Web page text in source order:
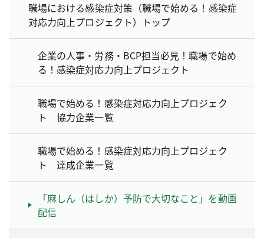
職場における感染症対策（職場で始める！感染症
対応力向上プロジェクト）トップ
企業の人事・労務・BCP担当必見！職場で始め
る！感染症対応力向上プロジェクト
職場で始める！感染症対応力向上プロジェク
ト 協力企業一覧
職場で始める！感染症対応力向上プロジェク
ト 達成企業一覧
「麻しん（はしか）予防で大切なこと」を動画
配信